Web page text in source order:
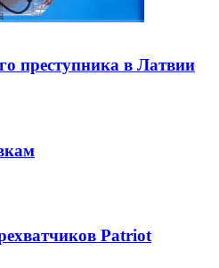
преступника в Латвии
Patriot